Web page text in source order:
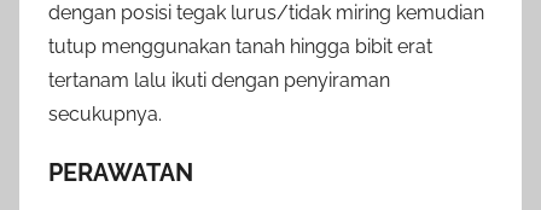
dengan posisi tegak lurus/tidak miring kemudian
tutup menggunakan tanah hingga bibit erat
tertanam lalu ikuti dengan penyiraman
secukupnya.
PERAWATAN